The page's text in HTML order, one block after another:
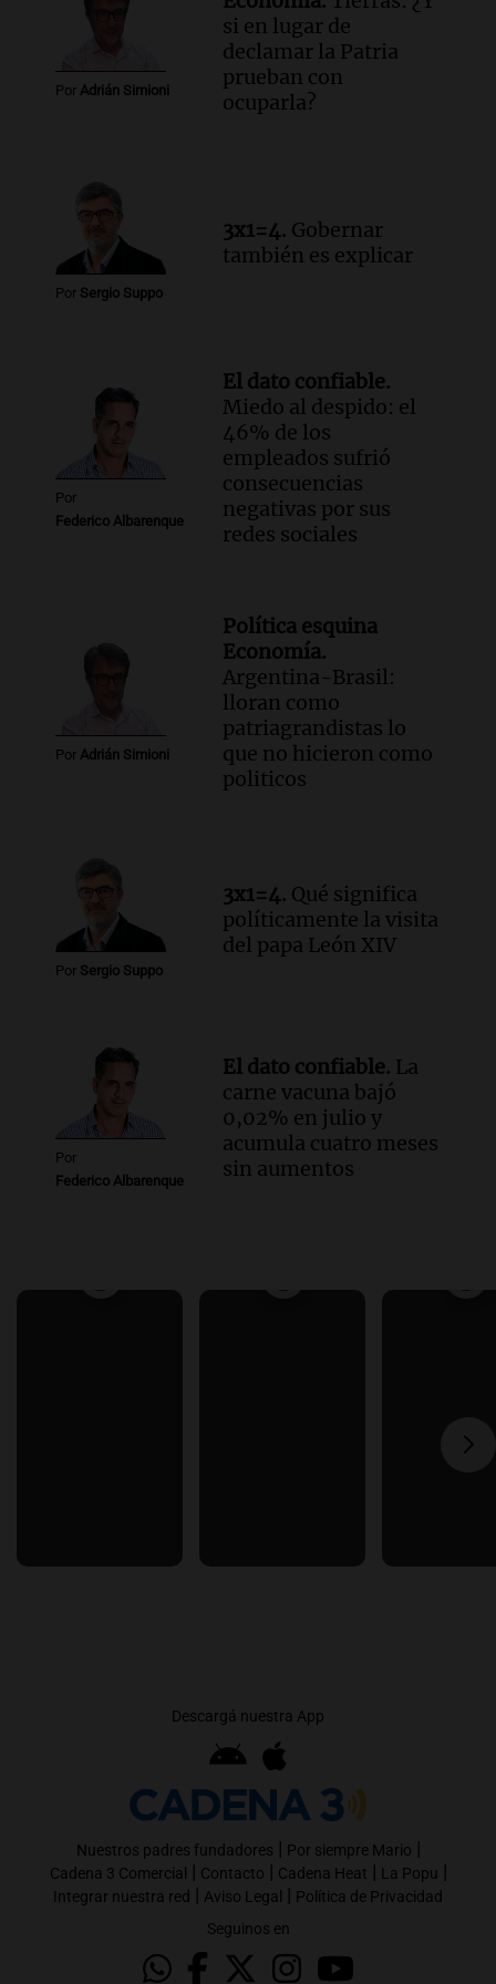
el Senado.
Viva la Radio Rosario
Episodios
Luis Juez cuestionó la polémica
Informados al regreso
Episodios
Por Adrián Simioni
si en lugar de
declamar la Patria
prueban con
ocuparla?
Por Sergio Suppo
3x1=4. Gobernar
también es explicar
Por
Federico Albarenque
El dato confiable.
Miedo al despido: el
46% de los
empleados sufrió
consecuencias
negativas por sus
redes sociales
Por Adrián Simioni
Política esquina
Economía.
Argentina-Brasil:
lloran como
patriagrandistas lo
que no hicieron como
politicos
Por Sergio Suppo
3x1=4. Qué significa
políticamente la visita
del papa León XIV
Por
Federico Albarenque
El dato confiable. La
carne vacuna bajó
0,02% en julio y
acumula cuatro meses
sin aumentos
Descargá nuestra App
Nuestros padres fundadores | Por siempre Mario |
Cadena 3 Comercial | Contacto | Cadena Heat | La Popu |
Integrar nuestra red | Aviso Legal | Política de Privacidad
Seguinos en